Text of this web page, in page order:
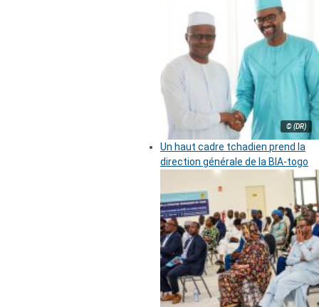
© (DR)
Un haut cadre tchadien prend la
direction générale de la BIA-togo